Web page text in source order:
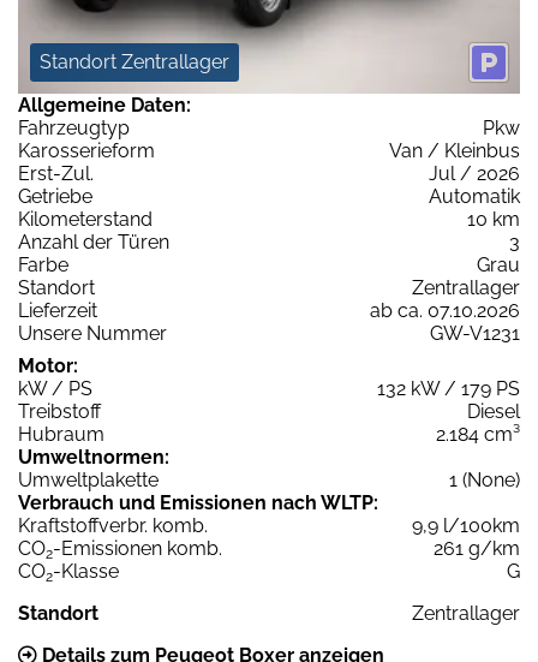
Standort Zentrallager
Allgemeine Daten:
Fahrzeugtyp
Pkw
Karosserieform
Van / Kleinbus
Erst-Zul.
Jul / 2026
Getriebe
Automatik
Kilometerstand
10 km
Anzahl der Türen
3
Farbe
Grau
Standort
Zentrallager
Lieferzeit
ab ca. 07.10.2026
Unsere Nummer
GW-V1231
Motor:
kW / PS
132 kW / 179 PS
Treibstoff
Diesel
Hubraum
2.184 cm³
Umweltnormen:
Umweltplakette
1 (None)
Verbrauch und Emissionen nach WLTP:
Kraftstoffverbr. komb.
9,9 l/100km
CO2-Emissionen komb.
261 g/km
CO2-Klasse
G
Standort
Zentrallager
Details zum Peugeot Boxer anzeigen